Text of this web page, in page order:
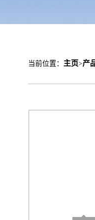
当前位置： 主页>产